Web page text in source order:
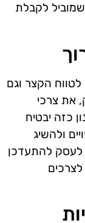
לקבלת
לטווח הקצר וגם
את צרכי
כזה יבטיח
ולהשיג
להתעדכן